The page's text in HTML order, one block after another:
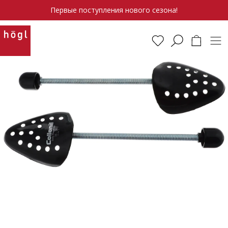
Первые поступления нового сезона!